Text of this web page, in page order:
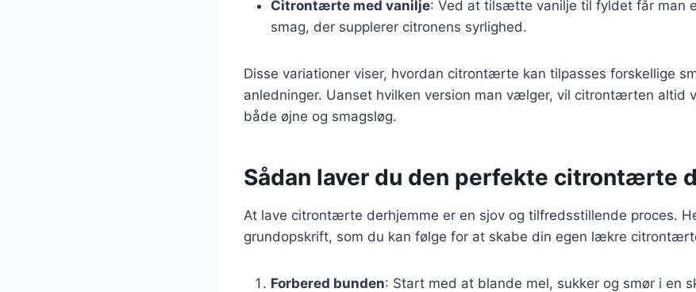
Citrontærte med vanilje: Ved at tilsætte vanilje til fyldet får man
smag, der supplerer citronens syrlighed.
Disse variationer viser, hvordan citrontærte kan tilpasses forskellige
anledninger. Uanset hvilken version man vælger, vil citrontærten altid
både øjne og smagsløg.
Sådan laver du den perfekte citrontærte
At lave citrontærte derhjemme er en sjov og tilfredsstillende proces.
grundopskrift, som du kan følge for at skabe din egen lækre
Forbered bunden: Start med at blande mel, sukker og smør i en